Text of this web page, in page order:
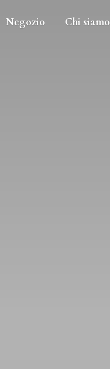
Negozio Chi siamo